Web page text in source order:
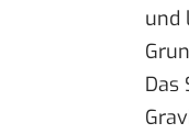
und
Das